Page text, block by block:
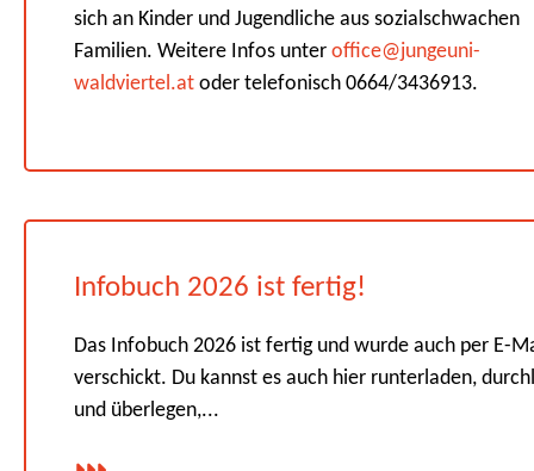
sich an Kinder und Jugendliche aus sozialschwachen
Familien. Weitere Infos unter office@jungeuni-
waldviertel.at oder telefonisch 0664/3436913.
Infobuch 2026 ist fertig!
Das Infobuch 2026 ist fertig und wurde auch per E-
verschickt. Du kannst es auch hier runterladen,
und überlegen,...